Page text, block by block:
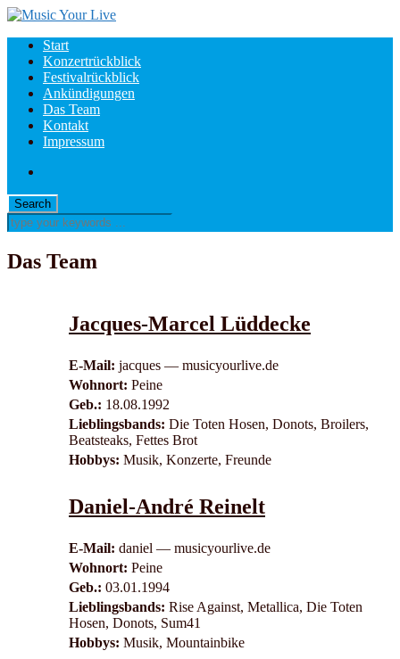
Start
Konzertrückblick
Festivalrückblick
Ankündigungen
Das Team
Kontakt
Impressum
Das Team
Jacques-Marcel Lüddecke
E-Mail: jacques — musicyourlive.de
Wohnort: Peine
Geb.: 18.08.1992
Lieblingsbands: Die Toten Hosen, Donots, Broilers,
Beatsteaks, Fettes Brot
Hobbys: Musik, Konzerte, Freunde
Daniel-André Reinelt
E-Mail: daniel — musicyourlive.de
Wohnort: Peine
Geb.: 03.01.1994
Lieblingsbands: Rise Against, Metallica, Die Toten
Hosen, Donots, Sum41
Hobbys: Musik, Mountainbike